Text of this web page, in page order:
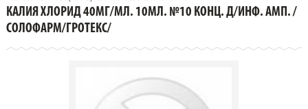
КАЛИЯ ХЛОРИД 40МГ/МЛ. 10МЛ. №10 КОНЦ. Д/ИНФ. АМП. /
СОЛОФАРМ/ГРОТЕКС/
КАЛИЯ ХЛОРИД 40МГ/МЛ. 10МЛ. №10 КОНЦ. Д/ИНФ. АМП. /
СОЛОФАРМ/ГРОТЕКС/